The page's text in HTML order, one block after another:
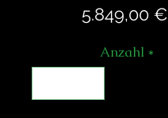
5.849,00 €
Anzahl *